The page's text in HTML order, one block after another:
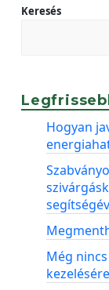
Keresés
Hogyan
Még